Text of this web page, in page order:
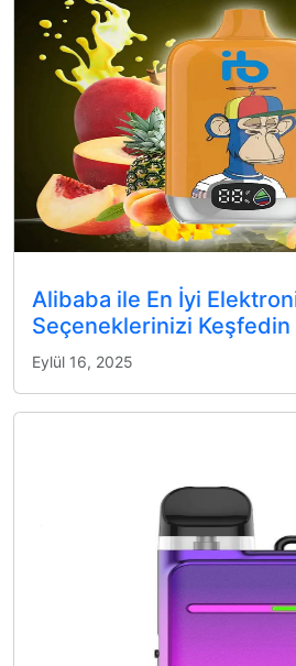
Alibaba ile En İyi
Seçeneklerinizi Keşfedin
Eylül 16, 2025